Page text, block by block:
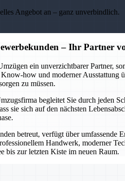
Angebot an – ganz unverbindlich.
– Ihr Partner
ein unverzichtbarer Partner,
how und moderner
zu müssen.
begleitet Sie durch jeden
sie sich auf den nächsten
betreut, verfügt über
Handwerk, moderner
bis zur letzten Kiste im neuen Raum.